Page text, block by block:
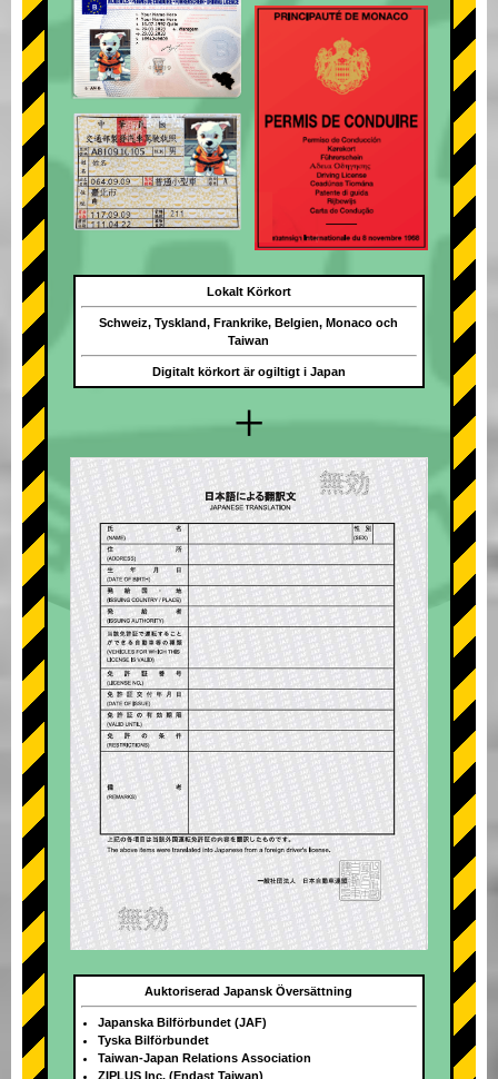
+
Lokalt Körkort
Schweiz, Tyskland, Frankrike, Belgien, Monaco och
Taiwan
Digitalt körkort är ogiltigt i Japan
Auktoriserad Japansk Översättning
Japanska Bilförbundet (JAF)
Tyska Bilförbundet
Taiwan-Japan Relations Association
ZIPLUS Inc. (Endast Taiwan)